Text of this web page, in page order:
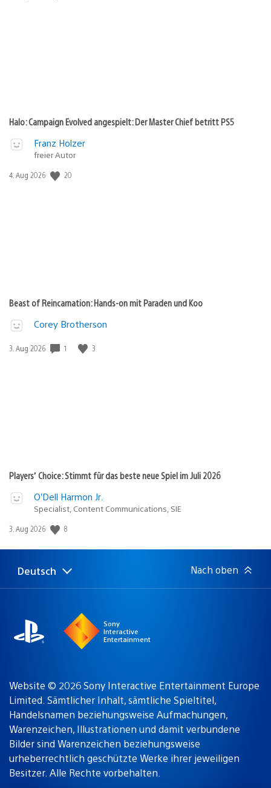
Halo: Campaign Evolved angespielt: Der Master Chief betritt PS5
Franz Holzer
freier Autor
Veröffentlichungsdatum:
4. Aug 2026 20
Beast of Reincarnation: Hands-on mit Paraden und Koo
Corey Brotherson
Veröffentlichungsdatum:
3. Aug 2026 1 3
Players’ Choice: Stimmt für das beste neue Spiel im Juli 2026
O’Dell Harmon Jr.
Specialist, Content Communications, SIE
Veröffentlichungsdatum:
3. Aug 2026 8
Select
a
Aktuelle
Region:
Deutsch Nach oben
Sony
Interactive
Entertainment
Website © 2026 Sony Interactive Entertainment Europe
Limited. Sämtlicher Inhalt, sämtliche Spieltitel,
Handelsnamen beziehungsweise Aufmachungen,
Warenzeichen, Illustrationen und damit verbundene
Bilder sind Warenzeichen beziehungsweise
urheberrechtlich geschützte Werke ihrer jeweiligen
Besitzer. Alle Rechte vorbehalten.